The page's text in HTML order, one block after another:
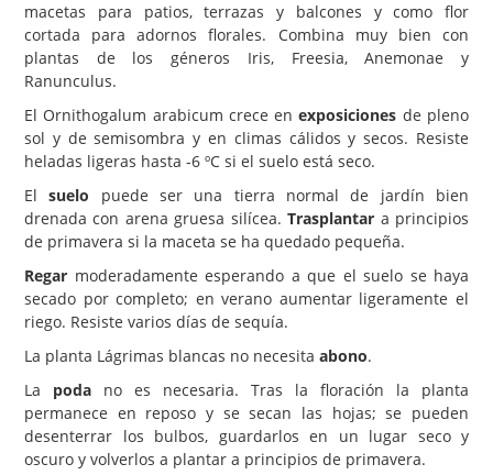
macetas para patios, terrazas y balcones y como flor
cortada para adornos florales. Combina muy bien con
plantas de los géneros Iris, Freesia, Anemonae y
Ranunculus.
El Ornithogalum arabicum crece enexposiciones de pleno
sol y de semisombra y en climas cálidos y secos. Resiste
heladas ligeras hasta -6 ºC si el suelo está seco.
Elsuelo puede ser una tierra normal de jardín bien
drenada con arena gruesa silícea.Trasplantar a principios
de primavera si la maceta se ha quedado pequeña.
Regar moderadamente esperando a que el suelo se haya
secado por completo; en verano aumentar ligeramente el
riego. Resiste varios días de sequía.
La planta Lágrimas blancas no necesita abono.
La poda no es necesaria. Tras la floración la planta
permanece en reposo y se secan las hojas; se pueden
desenterrar los bulbos, guardarlos en un lugar seco y
oscuro y volverlos a plantar a principios de primavera.